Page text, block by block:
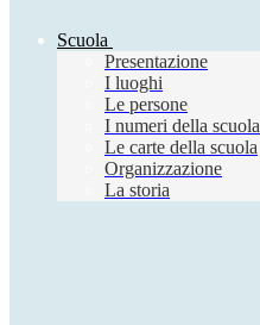
Scuola
Presentazione
I luoghi
Le persone
I numeri della scuola
Le carte della scuola
Organizzazione
La storia